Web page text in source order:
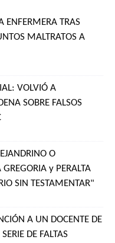
ENFERMERA TRAS
MALTRATOS A
VOLVIÓ A
SOBRE FALSOS
O
GREGORIA y PERALTA
SIN TESTAMENTAR"
A UN DOCENTE DE
DE FALTAS